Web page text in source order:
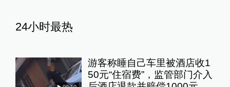
24小时最热
游客称睡自己车里被酒店收1
50元“住宿费”，监管部门介入